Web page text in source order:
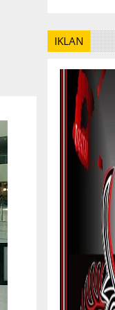
IKLAN